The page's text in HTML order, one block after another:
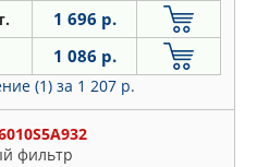
1 696 р.
1 086 р.
(1) за 1 207 р.
фильтр